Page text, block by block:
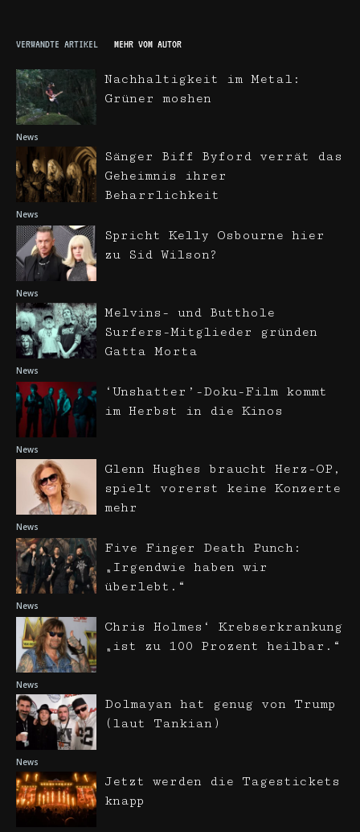
VERWANDTE ARTIKEL MEHR VOM AUTOR
News
Nachhaltigkeit im Metal:
Grüner moshen
News
Sänger Biff Byford verrät das
Geheimnis ihrer
Beharrlichkeit
News
Spricht Kelly Osbourne hier
zu Sid Wilson?
News
Melvins- und Butthole
Surfers-Mitglieder gründen
Gatta Morta
News
‘Unshatter’-Doku-Film kommt
im Herbst in die Kinos
News
Glenn Hughes braucht Herz-OP,
spielt vorerst keine Konzerte
mehr
News
Five Finger Death Punch:
„Irgendwie haben wir
überlebt.“
News
Chris Holmes‘ Krebserkrankung
„ist zu 100 Prozent heilbar.“
News
Dolmayan hat genug von Trump
(laut Tankian)
Jetzt werden die Tagestickets
knapp